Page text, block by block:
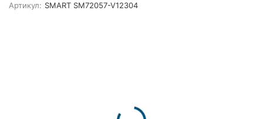
Артикул: SMART SM72057-V12304